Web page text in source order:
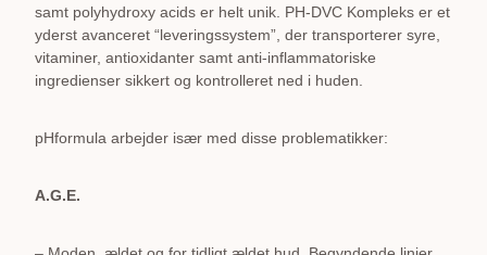
samt polyhydroxy acids er helt unik. PH-DVC Kompleks er et
yderst avanceret “leveringssystem”, der transporterer syre,
vitaminer, antioxidanter samt anti-inflammatoriske
ingredienser sikkert og kontrolleret ned i huden.
pHformula arbejder især med disse problematikker:
A.G.E.